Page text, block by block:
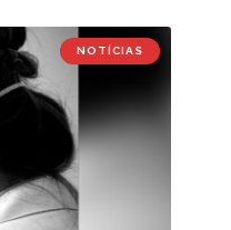
NOTÍCIAS